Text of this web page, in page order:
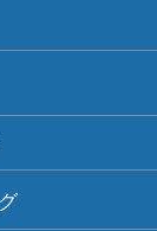
取得
ース
・ナイトロック